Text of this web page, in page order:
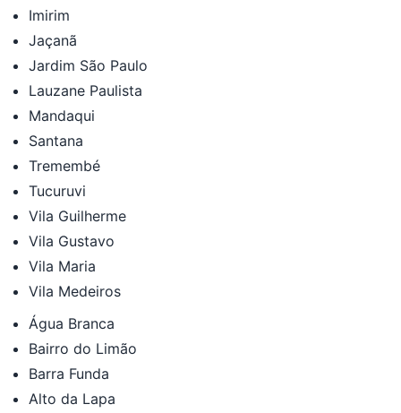
Imirim
Jaçanã
Jardim São Paulo
Lauzane Paulista
Mandaqui
Santana
Tremembé
Tucuruvi
Vila Guilherme
Vila Gustavo
Vila Maria
Vila Medeiros
Água Branca
Bairro do Limão
Barra Funda
Alto da Lapa